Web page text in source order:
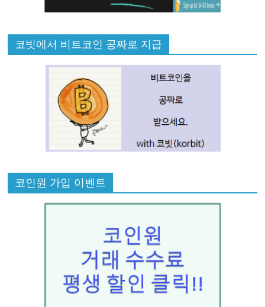
코빗에서 비트코인 공짜로 지급
코인원 가입 이벤트